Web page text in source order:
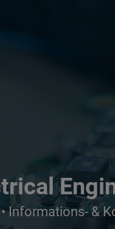
• Informations- &